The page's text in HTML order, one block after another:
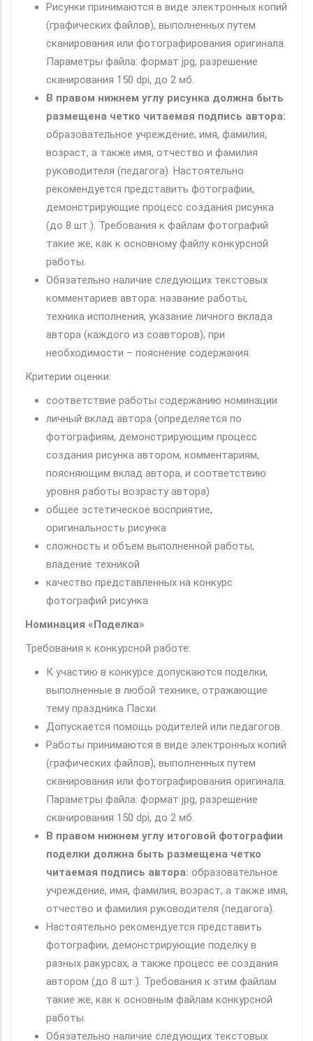
Рисунки принимаются в виде электронных копий
(графических файлов), выполненных путем
сканирования или фотографирования оригинала.
Параметры файла: формат jpg, разрешение
сканирования 150 dpi, до 2 мб.
В правом нижнем углу рисунка должна быть
размещена четко читаемая подпись автора:
образовательное учреждение, имя, фамилия,
возраст, а также имя, отчество и фамилия
руководителя (педагога). Настоятельно
рекомендуется представить фотографии,
демонстрирующие процесс создания рисунка
(до 8 шт.). Требования к файлам фотографий
такие же, как к основному файлу конкурсной
работы.
Обязательно наличие следующих текстовых
комментариев автора: название работы,
техника исполнения, указание личного вклада
автора (каждого из соавторов), при
необходимости – пояснение содержания.
Критерии оценки:
соответствие работы содержанию номинации
личный вклад автора (определяется по
фотографиям, демонстрирующим процесс
создания рисунка автором, комментариям,
поясняющим вклад автора, и соответствию
уровня работы возрасту автора)
общее эстетическое восприятие,
оригинальность рисунка
сложность и объем выполненной работы,
владение техникой
качество представленных на конкурс
фотографий рисунка
Номинация «Поделка»
Требования к конкурсной работе:
К участию в конкурсе допускаются поделки,
выполненные в любой технике, отражающие
тему праздника Пасхи.
Допускается помощь родителей или педагогов.
Работы принимаются в виде электронных копий
(графических файлов), выполненных путем
сканирования или фотографирования оригинала.
Параметры файла: формат jpg, разрешение
сканирования 150 dpi, до 2 мб.
В правом нижнем углу итоговой фотографии
поделки должна быть размещена четко
читаемая подпись автора: образовательное
учреждение, имя, фамилия, возраст, а также имя,
отчество и фамилия руководителя (педагога).
Настоятельно рекомендуется представить
фотографии, демонстрирующие поделку в
разных ракурсах, а также процесс ее создания
автором (до 8 шт.). Требования к этим файлам
такие же, как к основным файлам конкурсной
работы.
Обязательно наличие следующих текстовых